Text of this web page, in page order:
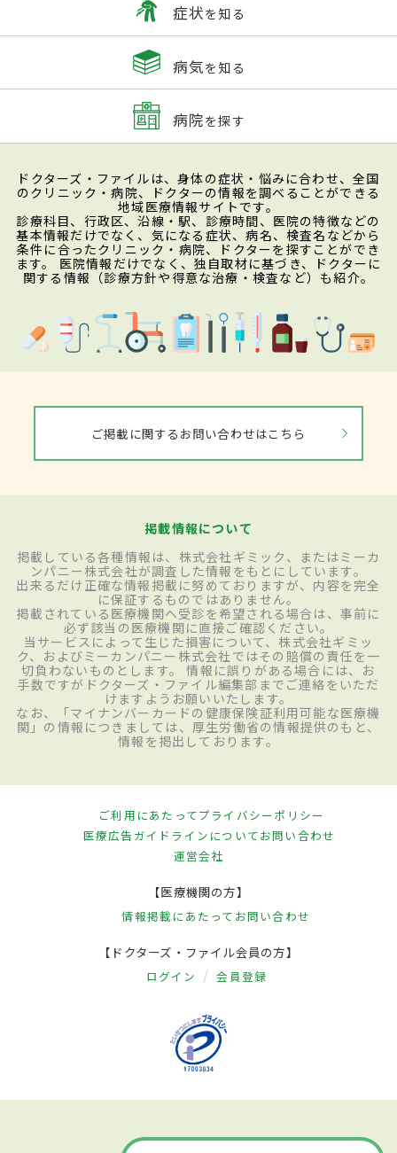
症状を知る
病気を知る
病院を探す
ドクターズ・ファイルは、身体の症状・悩みに合わせ、全国
のクリニック・病院、ドクターの情報を調べることができる
地域医療情報サイトです。
診療科目、行政区、沿線・駅、診療時間、医院の特徴などの
基本情報だけでなく、気になる症状、病名、検査名などから
条件に合ったクリニック・病院、ドクターを探すことができ
ます。 医院情報だけでなく、独自取材に基づき、ドクターに
関する情報（診療方針や得意な治療・検査など）も紹介。
ご掲載に関するお問い合わせはこちら
掲載情報について
掲載している各種情報は、株式会社ギミック、またはミーカ
ンパニー株式会社が調査した情報をもとにしています。
出来るだけ正確な情報掲載に努めておりますが、内容を完全
に保証するものではありません。
掲載されている医療機関へ受診を希望される場合は、事前に
必ず該当の医療機関に直接ご確認ください。
当サービスによって生じた損害について、株式会社ギミッ
ク、およびミーカンパニー株式会社ではその賠償の責任を一
切負わないものとします。 情報に誤りがある場合には、お
手数ですがドクターズ・ファイル編集部までご連絡をいただ
けますようお願いいたします。
なお、「マイナンバーカードの健康保険証利用可能な医療機
関」の情報につきましては、厚生労働省の情報提供のもと、
情報を掲出しております。
ご利用にあたってプライバシーポリシー
医療広告ガイドラインについてお問い合わせ
運営会社
【医療機関の方】
情報掲載にあたって お問い合わせ
【ドクターズ・ファイル会員の方】
ログイン 会員登録